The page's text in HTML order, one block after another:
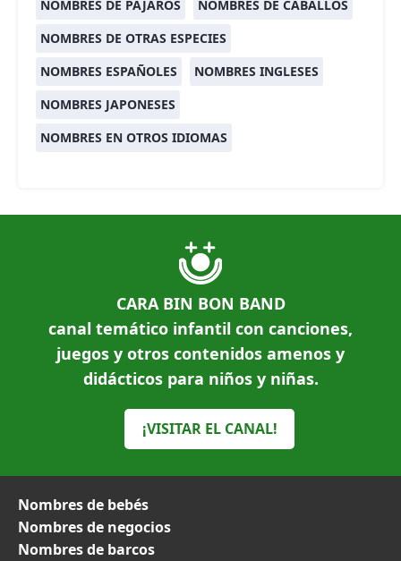
NOMBRES DE PÁJAROS
NOMBRES DE CABALLOS
NOMBRES DE OTRAS ESPECIES
NOMBRES ESPAÑOLES
NOMBRES INGLESES
NOMBRES JAPONESES
NOMBRES EN OTROS IDIOMAS
CARA BIN BON BAND
canal temático infantil con canciones,
juegos y otros contenidos amenos y
didácticos para niños y niñas.
¡VISITAR EL CANAL!
Nombres de bebés
Nombres de negocios
Nombres de barcos